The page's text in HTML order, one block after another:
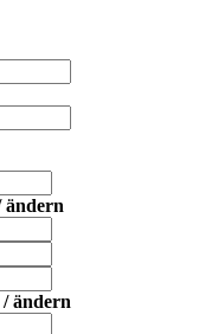
ändern
ändern